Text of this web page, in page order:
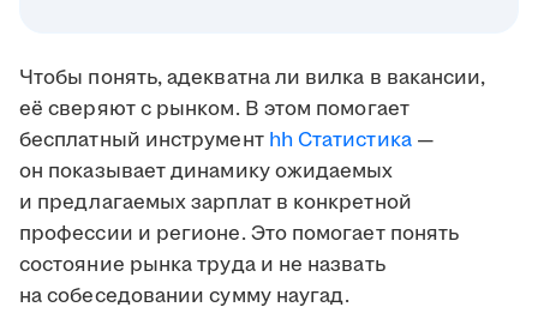
Чтобы понять, адекватна ли вилка в вакансии,
её сверяют с рынком. В этом помогает
бесплатный инструмент hh Статистика—
он показывает динамику ожидаемых
и предлагаемых зарплат в конкретной
профессии и регионе. Это помогает понять
состояние рынка труда и не назвать
на собеседовании сумму наугад.